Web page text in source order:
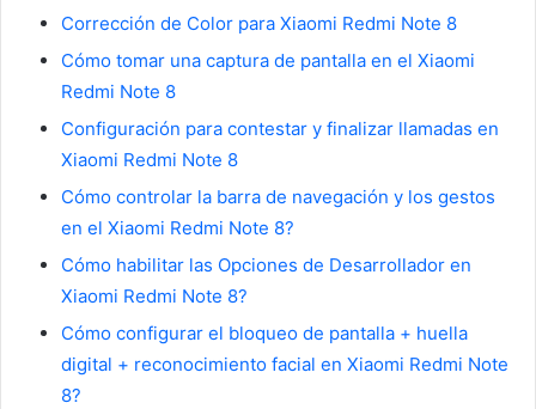
Corrección de Color para Xiaomi Redmi Note 8
Cómo tomar una captura de pantalla en el Xiaomi
Redmi Note 8
Configuración para contestar y finalizar llamadas en
Xiaomi Redmi Note 8
Cómo controlar la barra de navegación y los gestos
en el Xiaomi Redmi Note 8?
Cómo habilitar las Opciones de Desarrollador en
Xiaomi Redmi Note 8?
Cómo configurar el bloqueo de pantalla + huella
digital + reconocimiento facial en Xiaomi Redmi Note
8?